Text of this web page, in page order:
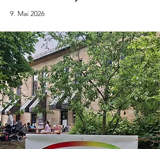
9. Mai 2026